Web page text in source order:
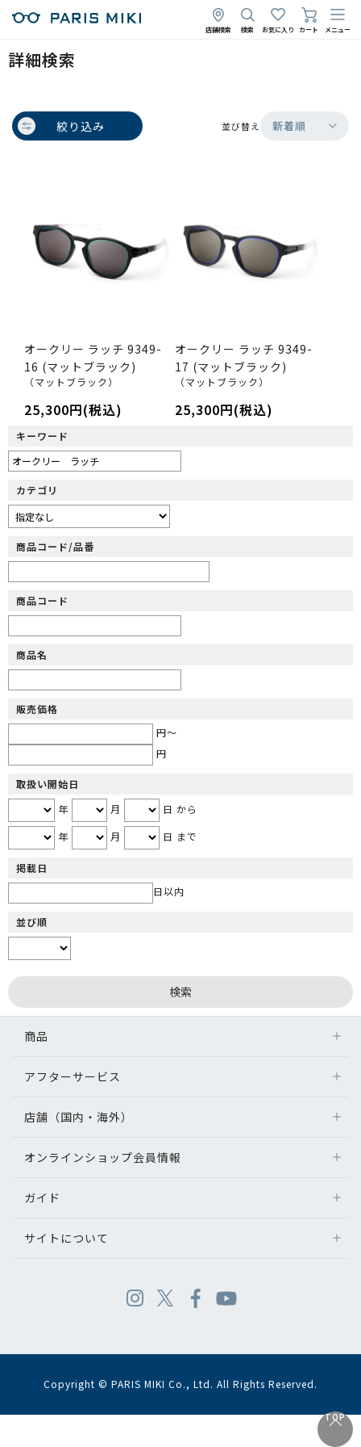
店舗検索 検索 お気に入り カート メニュー
詳細検索
絞り込み 並び替え 新着順
オークリー ラッチ 9349-
16 (マットブラック)
（マットブラック）
25,300円(税込)
オークリー ラッチ 9349-
17 (マットブラック)
（マットブラック）
25,300円(税込)
キーワード
カテゴリ
商品コード/品番
商品コード
商品名
販売価格
円～
円
取扱い開始日
年
月
日 から
年
月 日 まで
掲載日
日以内
並び順
TOP
商品
アフターサービス
店舗（国内・海外）
オンラインショップ会員情報
ガイド
サイトについて
Copyright © PARIS MIKI Co., Ltd. All Rights Reserved.